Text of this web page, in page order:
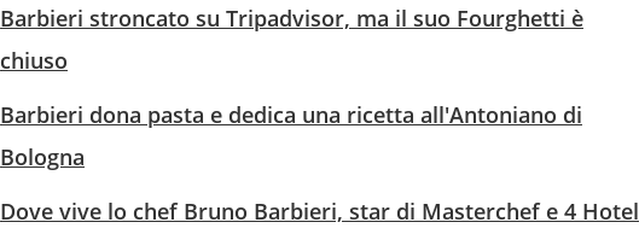
Barbieri stroncato su Tripadvisor, ma il suo Fourghetti è
chiuso
Barbieri dona pasta e dedica una ricetta all'Antoniano di
Bologna
Dove vive lo chef Bruno Barbieri, star di Masterchef e 4 Hotel